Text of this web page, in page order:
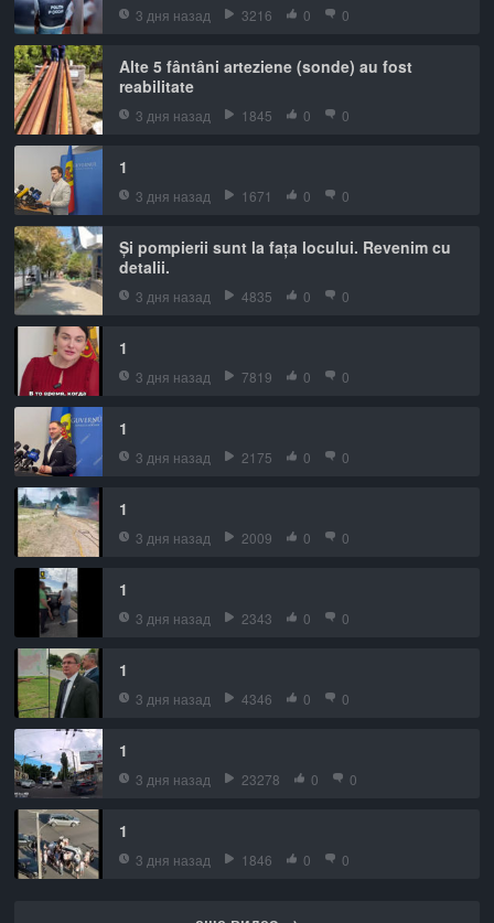
3 дня назад 3216 0 0
Alte 5 fântâni arteziene (sonde) au fost
reabilitate
3 дня назад 1845 0 0
1
3 дня назад 1671 0 0
Și pompierii sunt la fața locului. Revenim cu
detalii.
3 дня назад 4835 0 0
1
3 дня назад 7819 0 0
1
3 дня назад 2175 0 0
1
3 дня назад 2009 0 0
1
3 дня назад 2343 0 0
1
3 дня назад 4346 0 0
1
3 дня назад 23278 0 0
1
3 дня назад 1846 0 0